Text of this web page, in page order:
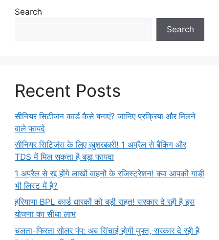
Search
Search
Recent Posts
सीनियर सिटीजन कार्ड कैसे बनाएं? जानिए प्रक्रिया और मिलने
वाले फायदे
सीनियर सिटिजंस के लिए खुशखबरी! 1 अप्रैल से बैंकिंग और
TDS में मिल सकता है बड़ा फायदा
1 अप्रैल से रद्द होंगे लाखों वाहनों के रजिस्ट्रेशन! क्या आपकी गाड़ी
भी लिस्ट में है?
हरियाणा BPL कार्ड धारकों को बड़ी राहत! सरकार दे रही है इस
योजना का सीधा लाभ
चलता-फिरता सोलर पंप: अब सिंचाई होगी मुफ्त, सरकार दे रही है